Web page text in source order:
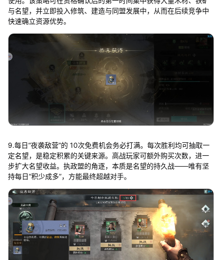
与名望，并立即投入修筑、建造与同盟发展中，从而在后续竞争中
快速确立资源优势。
9.每日“夜袭敌营”的 10次免费机会务必打满。每次胜利均可抽取一
定名望，是稳定积累的关键来源。高战玩家可额外购买次数，进一
步扩大名望收益。执政盟的角逐，本质是名望的持久战——唯有坚
持每日“积少成多”，方能最终超越对手。